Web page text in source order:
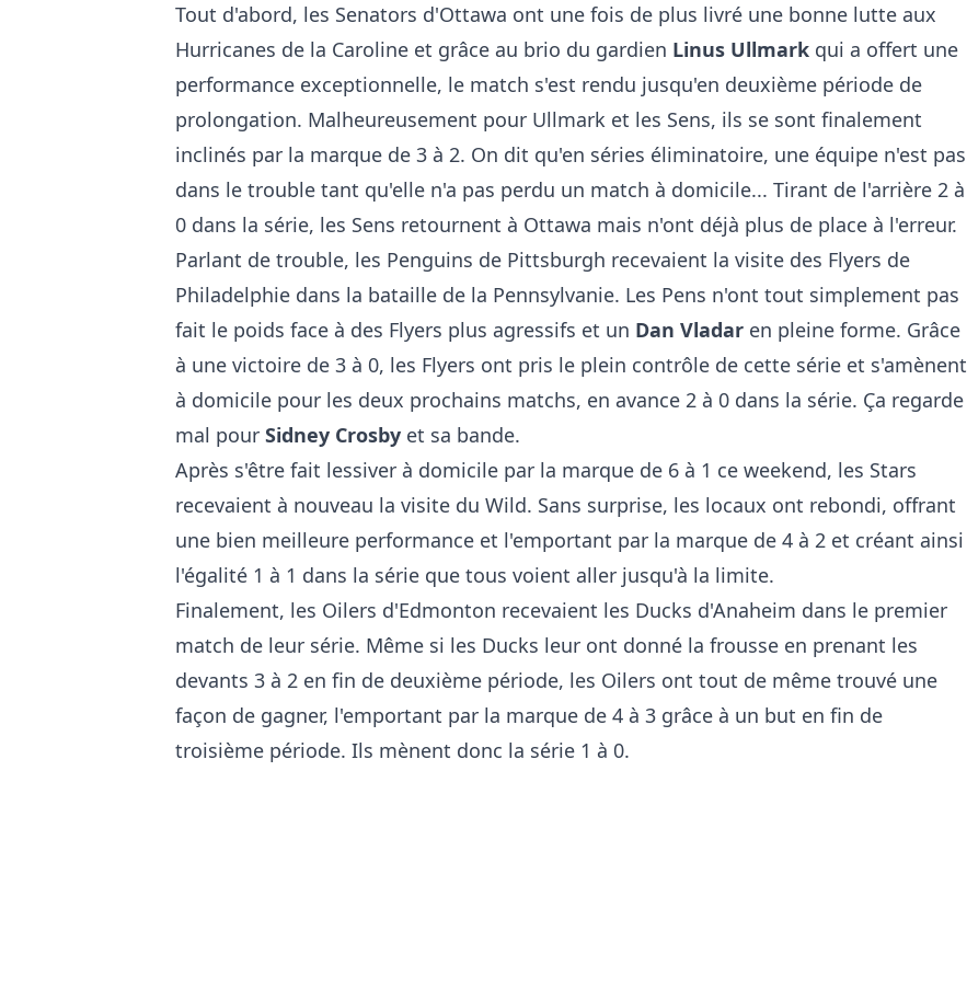
Tout d'abord, les Senators d'Ottawa ont une fois de plus livré une bonne lutte aux
Hurricanes de la Caroline et grâce au brio du gardien Linus Ullmark qui a offert une
performance exceptionnelle, le match s'est rendu jusqu'en deuxième période de
prolongation. Malheureusement pour Ullmark et les Sens, ils se sont finalement
inclinés par la marque de 3 à 2. On dit qu'en séries éliminatoire, une équipe n'est pas
dans le trouble tant qu'elle n'a pas perdu un match à domicile... Tirant de l'arrière 2 à
0 dans la série, les Sens retournent à Ottawa mais n'ont déjà plus de place à l'erreur.
Parlant de trouble, les Penguins de Pittsburgh recevaient la visite des Flyers de
Philadelphie dans la bataille de la Pennsylvanie. Les Pens n'ont tout simplement pas
fait le poids face à des Flyers plus agressifs et un Dan Vladar en pleine forme. Grâce
à une victoire de 3 à 0, les Flyers ont pris le plein contrôle de cette série et s'amènent
à domicile pour les deux prochains matchs, en avance 2 à 0 dans la série. Ça regarde
mal pour Sidney Crosby et sa bande.
Après s'être fait lessiver à domicile par la marque de 6 à 1 ce weekend, les Stars
recevaient à nouveau la visite du Wild. Sans surprise, les locaux ont rebondi, offrant
une bien meilleure performance et l'emportant par la marque de 4 à 2 et créant ainsi
l'égalité 1 à 1 dans la série que tous voient aller jusqu'à la limite.
Finalement, les Oilers d'Edmonton recevaient les Ducks d'Anaheim dans le premier
match de leur série. Même si les Ducks leur ont donné la frousse en prenant les
devants 3 à 2 en fin de deuxième période, les Oilers ont tout de même trouvé une
façon de gagner, l'emportant par la marque de 4 à 3 grâce à un but en fin de
troisième période. Ils mènent donc la série 1 à 0.